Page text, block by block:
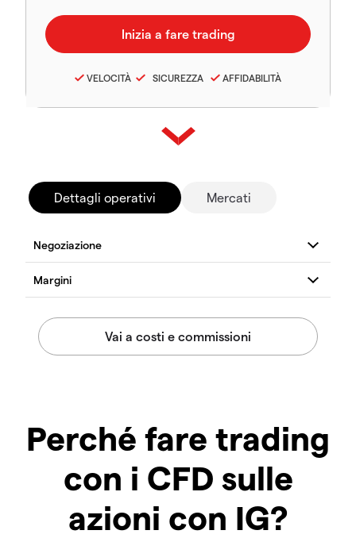
VELOCITÀ SICUREZZA AFFIDABILITÀ
Dettagli operativi Mercati
Perché fare trading
con i CFD sulle
azioni con IG?